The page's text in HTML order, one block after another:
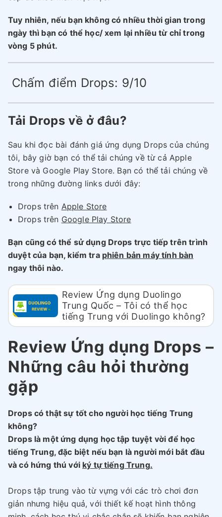
Tuy nhiên, nếu bạn không có nhiều thời gian trong
ngày thì bạn có thể học/ xem lại nhiều từ chỉ trong
vòng 5 phút.
Chấm điểm Drops: 9/10
Tải Drops về ở đâu?
Sau khi đọc bài đánh giá ứng dụng Drops của chúng
tôi, bây giờ bạn có thể tải chúng về từ cả Apple
Store và Google Play Store. Bạn có thể tải chúng về
trong những đường links dưới đây:
Drops trên Apple Store
Drops trên Google Play Store
Bạn cũng có thể sử dụng Drops trực tiếp trên trình
duyệt của bạn, kiểm tra phiên bản máy tính bàn
ngay thôi nào.
Review Ứng dụng Duolingo
Trung Quốc – Tôi có thể học
tiếng Trung với Duolingo không?
Review Ứng dụng Drops –
Những câu hỏi thường
gặp
Drops có thật sự tốt cho người học tiếng Trung
không?
Drops là một ứng dụng học tập tuyệt vời để học
tiếng Trung, đặc biệt nếu bạn là người mới bắt đầu
và có hứng thú với ký tự tiếng Trung.
Drops tập trung vào từ vựng với các trò chơi đơn
giản nhưng hiệu quả, với thiết kế hoạt hình thông